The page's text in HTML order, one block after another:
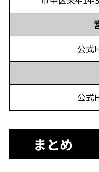
公式
公式
まとめ